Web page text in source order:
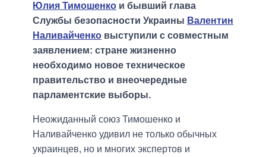
Юлия Тимошенко и бывший глава
Службы безопасности Украины Валентин
Наливайченко выступили с совместным
заявлением: стране жизненно
необходимо новое техническое
правительство и внеочередные
парламентские выборы.
Неожиданный союз Тимошенко и
Наливайченко удивил не только обычных
украинцев, но и многих экспертов и